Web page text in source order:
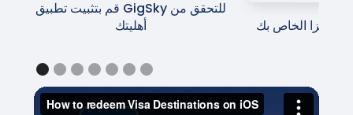
أدخل رقم بطاقة فيزا الخاص بك
المتاحة لك